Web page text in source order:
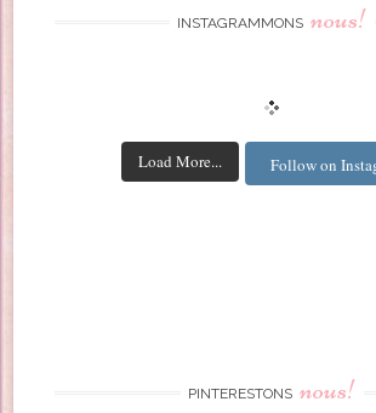
INSTAGRAMMONS nous!
Load More... Follow on
PINTERESTONS nous!